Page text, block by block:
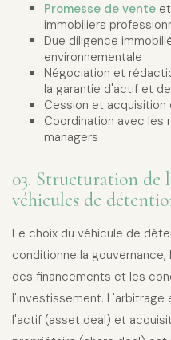
Promesse de vente et
immobiliers
Due diligence
environnementale
Négociation et
la garantie d'actif et
Cession et
Coordination avec les
managers
03. Structuration de
véhicules de
Le choix du véhicule de
conditionne la
des financements et les
l'investissement.
l'actif (asset deal) et